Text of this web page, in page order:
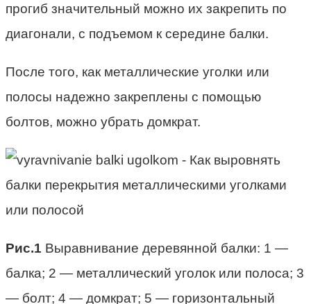
прогиб значительный можно их закрепить по
диагонали, с подъемом к середине балки.
После того, как металлические уголки или
полосы надежно закреплены с помощью
болтов, можно убрать домкрат.
Рис.1 Выравнивание деревянной балки: 1 —
балка; 2 — металлический уголок или полоса; 3
— болт; 4 — домкрат; 5 — горизонтальный